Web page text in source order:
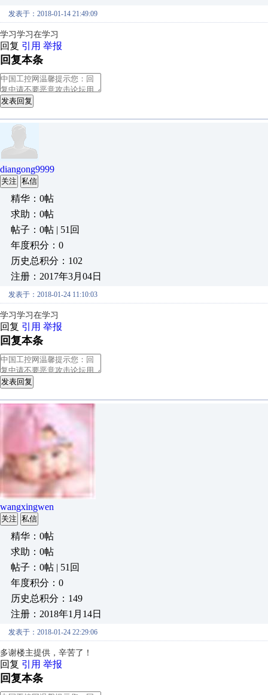
发表于：2018-01-14 21:49:09
学习学习在学习
回复 引用 举报
回复本条
发表回复
diangong9999
关注 私信
精华：0帖
求助：0帖
帖子：0帖 | 51回
年度积分：0
历史总积分：102
注册：2017年3月04日
发表于：2018-01-24 11:10:03
学习学习在学习
回复 引用 举报
回复本条
发表回复
wangxingwen
关注 私信
精华：0帖
求助：0帖
帖子：0帖 | 51回
年度积分：0
历史总积分：149
注册：2018年1月14日
发表于：2018-01-24 22:29:06
多谢楼主提供，辛苦了！
回复 引用 举报
回复本条